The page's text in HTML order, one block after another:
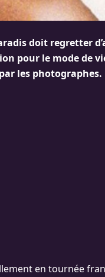
doit regretter
pour le mode de
les photographes.
en tournée